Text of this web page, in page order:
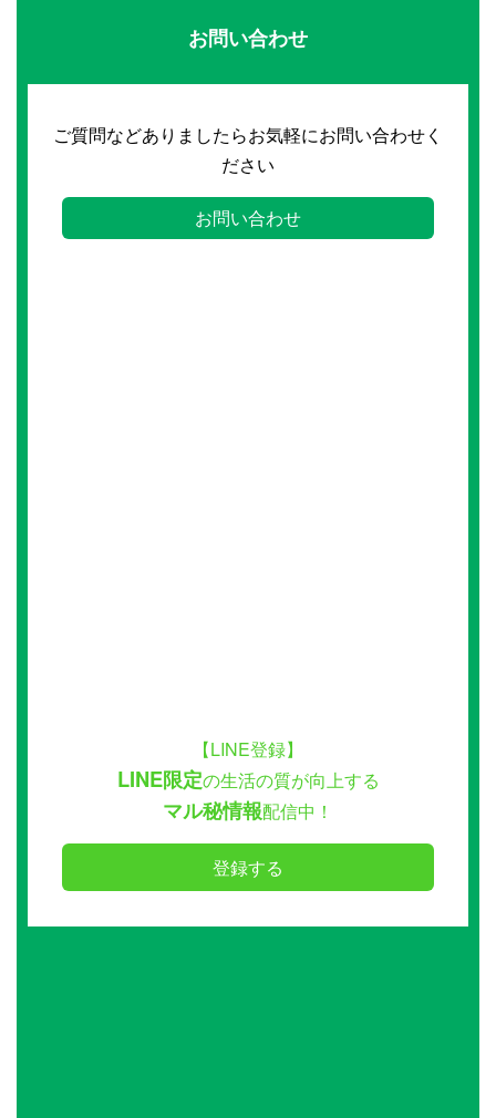
お問い合わせ
ご質問などありましたらお気軽にお問い合わせく
ださい
お問い合わせ
【LINE登録】
LINE限定の生活の質が向上する
マル秘情報配信中！
登録する